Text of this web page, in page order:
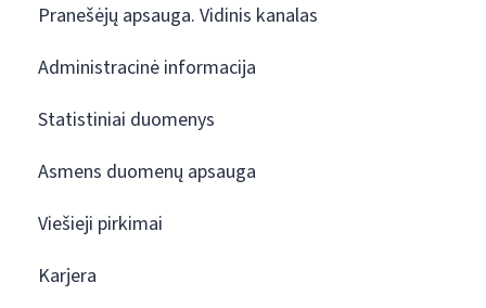
Pranešėjų apsauga. Vidinis kanalas
Administracinė informacija
Statistiniai duomenys
Asmens duomenų apsauga
Viešieji pirkimai
Karjera